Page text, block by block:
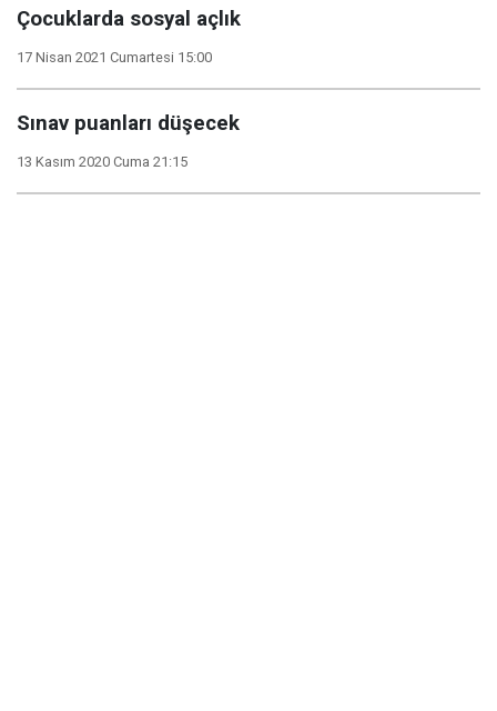
Çocuklarda sosyal açlık
17 Nisan 2021 Cumartesi 15:00
Sınav puanları düşecek
13 Kasım 2020 Cuma 21:15